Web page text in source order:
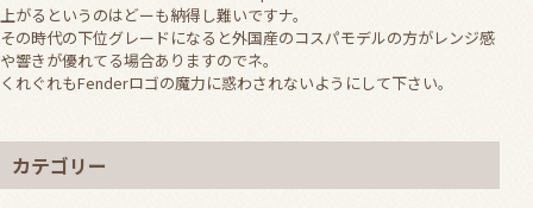
上がるというのはどーも納得し難いですナ。
その時代の下位グレードになると外国産のコスパモデルの方がレンジ感
や響きが優れてる場合ありますのでネ。
くれぐれもFenderロゴの魔力に惑わされないようにして下さい。
カテゴリー